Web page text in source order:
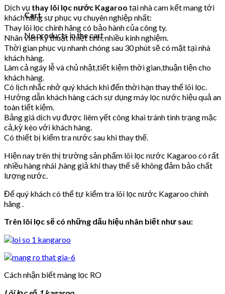
Cart
No products in the cart.
Dịch vụ thay lõi lọc nước Kagaroo tại nhà cam kết mang tới
khách hàng sự phục vụ chuyên nghiệp nhất:
Thay lõi lọc chính hãng có bảo hành của công ty.
Nhân viên kỹ thuật nhiệt tình, nhiều kinh nghiệm.
Thời gian phục vụ nhanh chóng sau 30 phút sẽ có mặt tại nhà
khách hàng.
Làm cả ngáy lễ và chủ nhật,tiết kiệm thời gian,thuận tiện cho
khách hàng.
Có lịch nhắc nhở quý khách khi đến thời hạn thay thế lõi lọc.
Hướng dẫn khách hàng cách sự dụng máy lọc nước hiệu quả an
toàn tiết kiệm.
Bảng giá dịch vụ được liêm yết công khai tránh tình trạng mặc
cả,kỳ kèo với khách hàng.
Có thiết bị kiểm tra nước sau khi thay thế.
Hiện nay trên thị trường sản phẩm lõi lọc nước Kagaroo có rất
nhiều hàng nhái ,hàng giả khi thay thế sẽ không đảm bảo chất
lượng nước.
Để quý khách có thể tự kiểm tra lõi lọc nước Kagaroo chính
hãng .
Trên lõi lọc sẽ có những dấu hiệu nhân biết như sau:
Cách nhận biết màng lọc RO